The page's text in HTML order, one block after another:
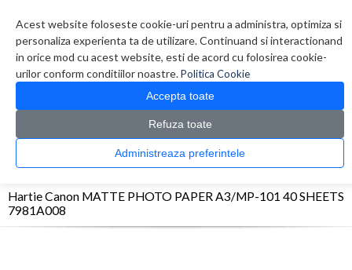
Acest website foloseste cookie-uri pentru a administra, optimiza si
personaliza experienta ta de utilizare. Continuand si interactionand
in orice mod cu acest website, esti de acord cu folosirea cookie-
urilor conform conditiilor noastre.Politica Cookie
Accepta toate
Refuza toate
Administreaza preferintele
0 produs(e)
CATALOG PRODUSE
Consumabile > Hartie > Hartie Canon MATTE PHOTO PAPER A3/MP-
Hartie Canon MATTE PHOTO PAPER A3/MP-101 40 SHEETS
7981A008